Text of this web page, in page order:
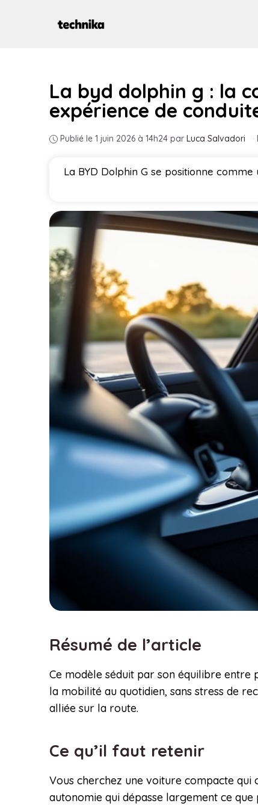
La byd dolphin g : la
expérience de
Publié le 1 juin 2026 à 14h24 par Luca Salvadori ·
La BYD Dolphin G se positionne
Résumé de l’article
Ce modèle séduit par son équilibre
la mobilité au quotidien, sans stress de
alliée sur la route.
Ce qu’il faut retenir
Vous cherchez une voiture compacte qui
autonomie qui dépasse largement ce